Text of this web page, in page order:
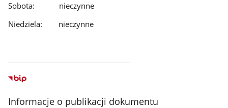
Sobota: nieczynne
Niedziela: nieczynne
Informacje o publikacji dokumentu